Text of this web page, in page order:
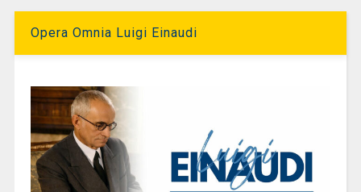
Opera Omnia Luigi Einaudi